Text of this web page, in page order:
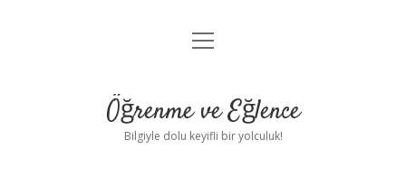
Anasayfa
Yasal Uyarı
menüyü
Öğrenme ve Eğlence
Bilgiyle dolu keyifli bir yolculuk!